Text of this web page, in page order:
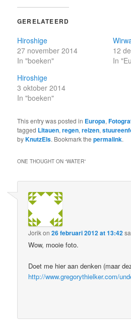
GERELATEERD
Hiroshige
27 november 2014
In "boeken"
12
In
Hiroshige
3 oktober 2014
In "boeken"
This entry was posted in Europa,
tagged Litauen,regen,reizen,
byKnutzEls. Bookmark thepermalink.
ONE THOUGHT ON “WATER”
Jorikon26 februari 2012 at 13:42
Wow, mooie foto.
Doet me hier aan denken (maar
http://www.gregorythielker.com/